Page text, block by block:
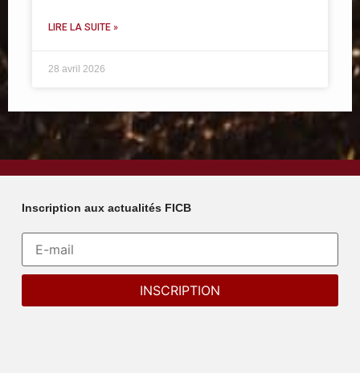
LIRE LA SUITE »
28 avril 2026
Inscription aux actualités FICB